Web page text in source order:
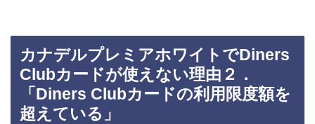
カナデルプレミアホワイトでDiners
Clubカードが使えない理由２．
「Diners Clubカードの利用限度額を
超えている」